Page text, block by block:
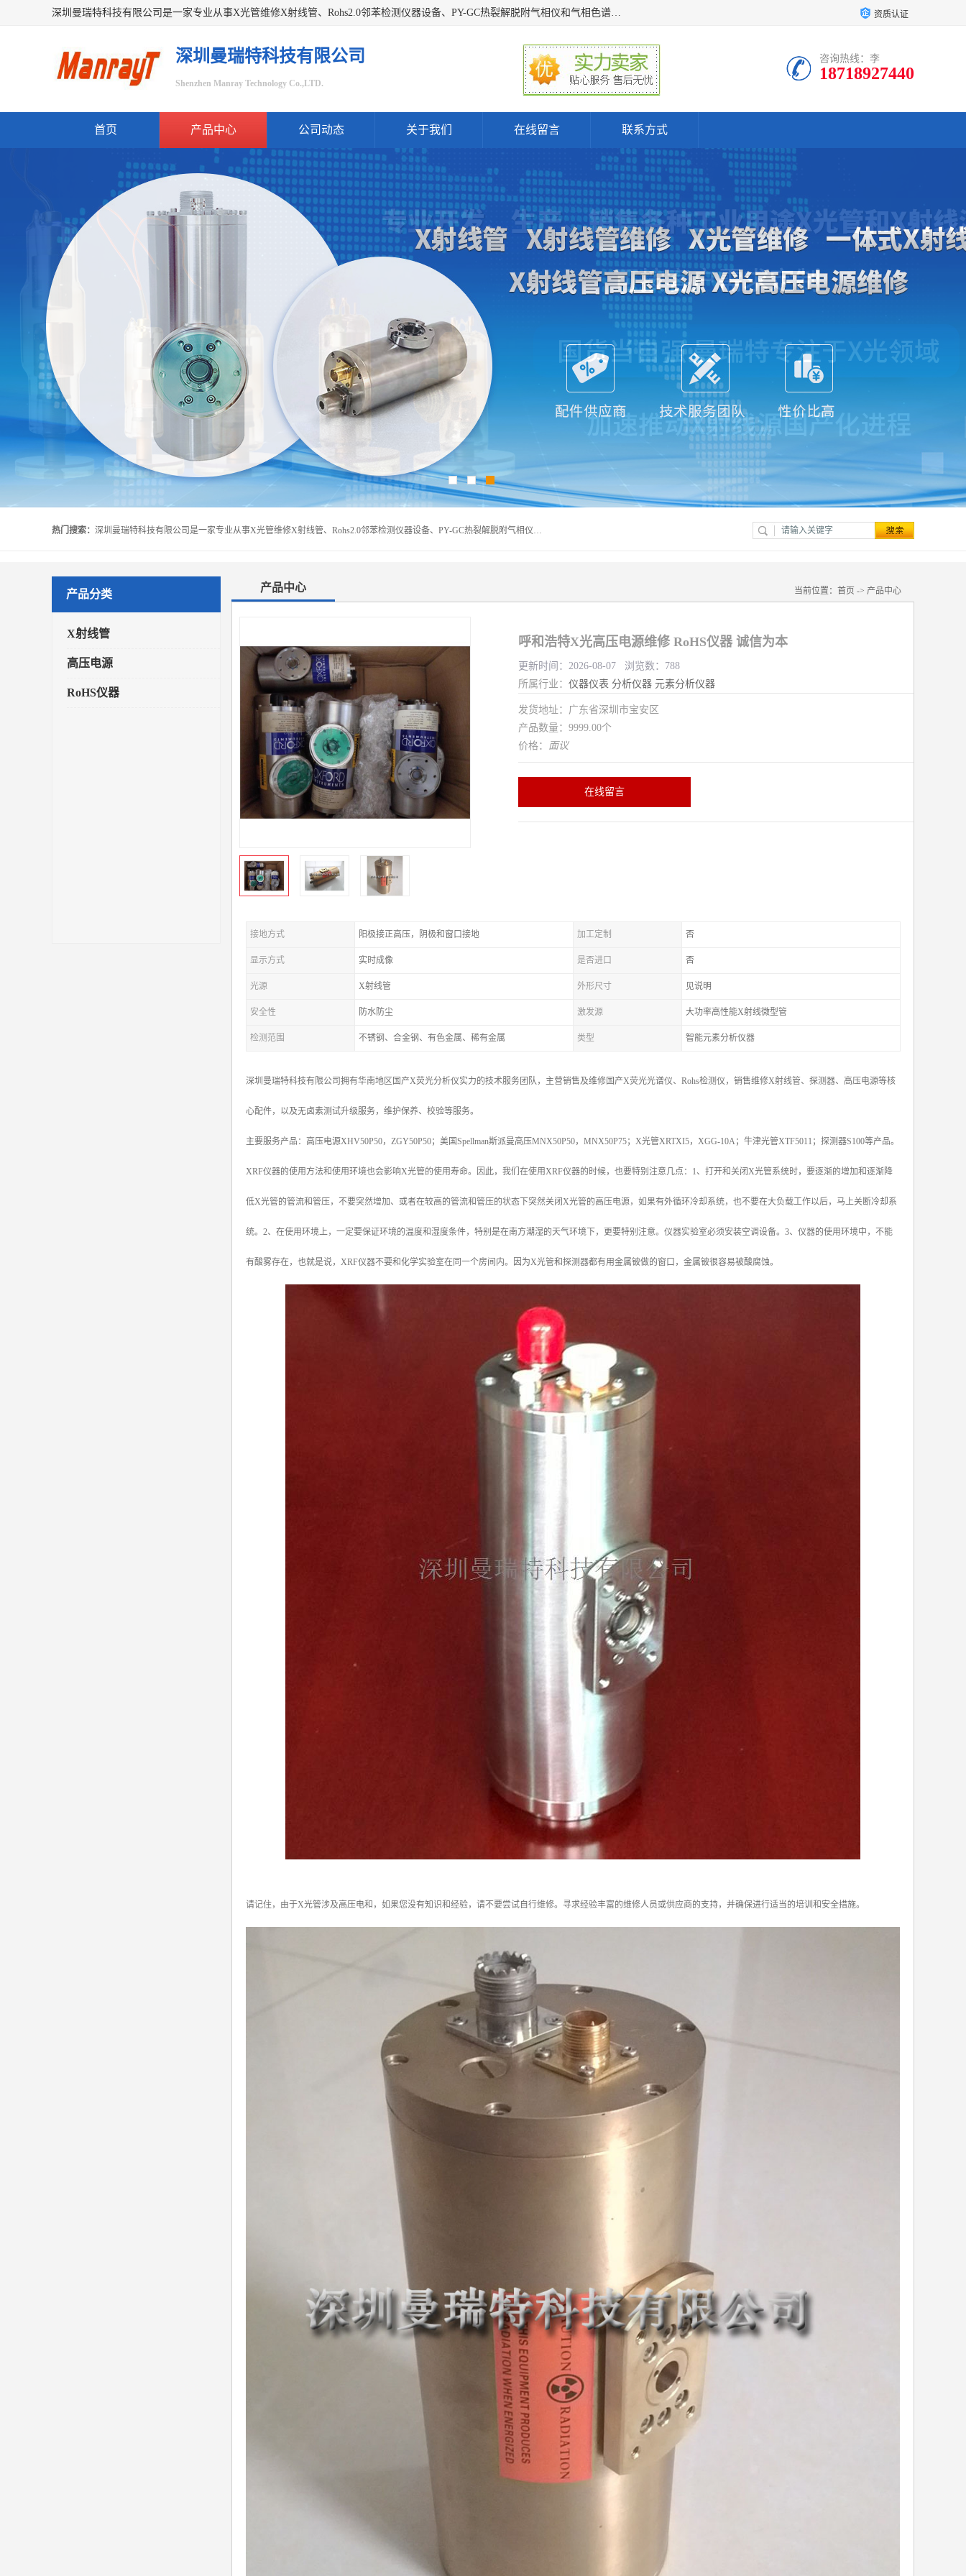
深圳曼瑞特科技有限公司是一家专业从事X光管维修X射线管、Rohs2.0邻苯检测仪器设备、PY-GC热裂解脱附气相仪和气相色谱光谱仪器、天瑞仪器探测器、高压电源等产品的维修出租的企业。本公司以客户至上为宗旨，以专注、专一、专业的精神为您提供安全、经济的技术服务。 资质认证
深圳曼瑞特科技有限公司
Shenzhen Manray Technology Co.,LTD.
咨询热线：李
18718927440
首页 产品中心 公司动态 关于我们 在线留言 联系方式
热门搜索： 深圳曼瑞特科技有限公司是一家专业从事X光管维修X射线管、Rohs2.0邻苯检测仪器设备、PY-GC热裂解脱附气相仪和气相色谱光谱仪器、天瑞仪器探测器、高压电源等产品的维修出租的企业。本公司以客户至上为宗旨，以专注、专一、专业的精神为您提供安全、经济的技术服务。
产品分类
X射线管
高压电源
RoHS仪器
产品中心 当前位置： 首页 -> 产品中心
呼和浩特X光高压电源维修 RoHS仪器 诚信为本
更新时间：2026-08-07 浏览数：788
所属行业： 仪器仪表 分析仪器 元素分析仪器
发货地址：广东省深圳市宝安区
产品数量：9999.00个
价格： 面议
在线留言
接地方式 阳极接正高压，阴极和窗口接地 加工定制 否
显示方式 实时成像 是否进口 否
光源 X射线管 外形尺寸 见说明
安全性 防水防尘 激发源 大功率高性能X射线微型管
检测范围 不锈钢、合金钢、有色金属、稀有金属 类型 智能元素分析仪器
深圳曼瑞特科技有限公司拥有华南地区国产X荧光分析仪实力的技术服务团队，主营销售及维修国产X荧光光谱仪、Rohs检测仪，销售维修X射线管、探测器、高压电源等核
心配件，以及无卤素测试升级服务，维护保养、校验等服务。
主要服务产品：高压电源XHV50P50，ZGY50P50；美国Spellman斯派曼高压MNX50P50，MNX50P75；X光管XRTXI5，XGG-10A；牛津光管XTF5011；探测器S100等产品。
XRF仪器的使用方法和使用环境也会影响X光管的使用寿命。因此，我们在使用XRF仪器的时候，也要特别注意几点：1、打开和关闭X光管系统时，要逐渐的增加和逐渐降
低X光管的管流和管压，不要突然增加、或者在较高的管流和管压的状态下突然关闭X光管的高压电源，如果有外循环冷却系统，也不要在大负载工作以后，马上关断冷却系
统。2、在使用环境上，一定要保证环境的温度和湿度条件，特别是在南方潮湿的天气环境下，更要特别注意。仪器实验室必须安装空调设备。3、仪器的使用环境中，不能
有酸雾存在，也就是说，XRF仪器不要和化学实验室在同一个房间内。因为X光管和探测器都有用金属铍做的窗口，金属铍很容易被酸腐蚀。
请记住，由于X光管涉及高压电和，如果您没有知识和经验，请不要尝试自行维修。寻求经验丰富的维修人员或供应商的支持，并确保进行适当的培训和安全措施。